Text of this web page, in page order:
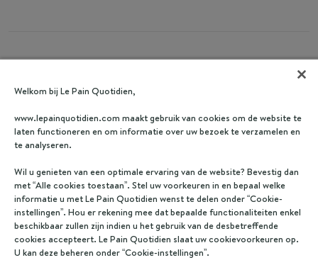
Interessante baan?
Delen Interesse Solliciteer nu
Welkom bij Le Pain Quotidien,
www.lepainquotidien.com maakt gebruik van cookies om de website te
laten functioneren en om informatie over uw bezoek te verzamelen en
te analyseren.
Wil u genieten van een optimale ervaring van de website? Bevestig dan
met “Alle cookies toestaan”. Stel uw voorkeuren in en bepaal welke
informatie u met Le Pain Quotidien wenst te delen onder “Cookie-
instellingen”. Hou er rekening mee dat bepaalde functionaliteiten enkel
beschikbaar zullen zijn indien u het gebruik van de desbetreffende
cookies accepteert. Le Pain Quotidien slaat uw cookievoorkeuren op.
U kan deze beheren onder “Cookie-instellingen”.